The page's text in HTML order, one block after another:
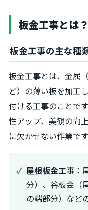
板金工事とは
板金工事の主な種
板金工事とは、金属
ど）の薄い板を加工
付ける工事のことで
性アップ、美観の向
に欠かせない作業です
屋根板金工事 ：
分）、谷板金（
の端部分）など